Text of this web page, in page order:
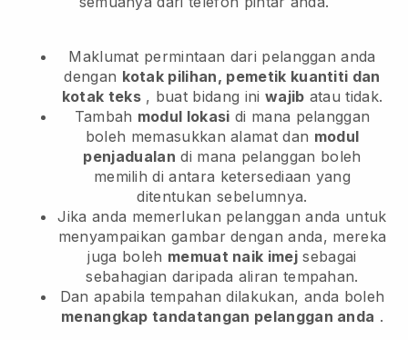
Maklumat permintaan dari pelanggan anda
dengan kotak pilihan, pemetik kuantiti dan
kotak teks, buat bidang ini wajib atau tidak.
Tambah modul lokasi di mana pelanggan
boleh memasukkan alamat dan modul
penjadualan di mana pelanggan boleh
memilih di antara ketersediaan yang
ditentukan sebelumnya.
Jika anda memerlukan pelanggan anda untuk
menyampaikan gambar dengan anda, mereka
juga boleh memuat naik imej sebagai
sebahagian daripada aliran tempahan.
Dan apabila tempahan dilakukan, anda boleh
menangkap tandatangan pelanggan anda .